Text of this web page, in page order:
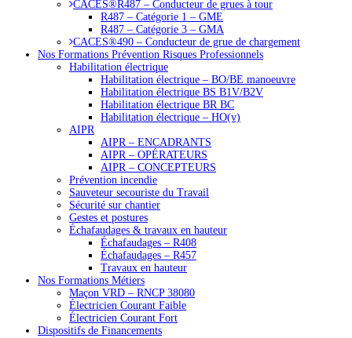
CACES®R487 – Conducteur de grues à tour
R487 – Catégorie 1 – GME
R487 – Catégorie 3 – GMA
CACES®490 – Conducteur de grue de chargement
Nos Formations Prévention Risques Professionnels
Habilitation électrique
Habilitation électrique – BO/BE manoeuvre
Habilitation électrique BS B1V/B2V
Habilitation électrique BR BC
Habilitation électrique – HO(v)
AIPR
AIPR – ENCADRANTS
AIPR – OPÉRATEURS
AIPR – CONCEPTEURS
Prévention incendie
Sauveteur secouriste du Travail
Sécurité sur chantier
Gestes et postures
Échafaudages & travaux en hauteur
Échafaudages – R408
Échafaudages – R457
Travaux en hauteur
Nos Formations Métiers
Maçon VRD – RNCP 38080
Électricien Courant Faible
Électricien Courant Fort
Dispositifs de Financements